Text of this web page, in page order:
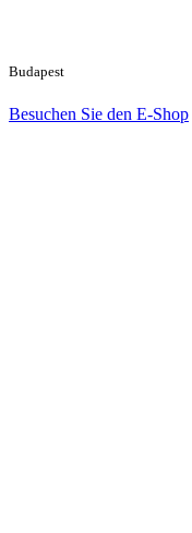
Budapest
Besuchen Sie den E-Shop